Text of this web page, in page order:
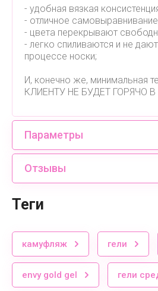
- удобная вязкая
- отличное
- цвета перекрывают
- легко спиливаются и не
процессе носки;
И, конечно же, минимальная
КЛИЕНТУ НЕ БУДЕТ ГОРЯЧО
Параметры
Отзывы
теги
камуфляж гели
envy gold gel гели